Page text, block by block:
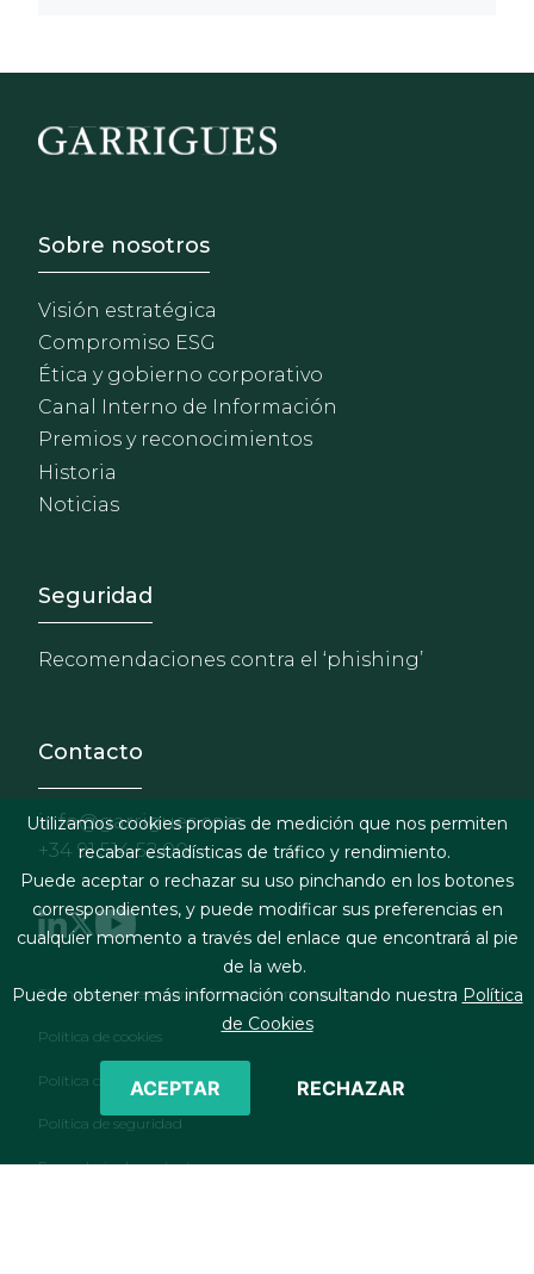
Footer - Sobre Nosotros
Sobre nosotros
Visión estratégica
Compromiso ESG
Ética y gobierno corporativo
Canal Interno de Información
Premios y reconocimientos
Historia
Noticias
Footer - Extranet y
Seguridad
Recomendaciones contra el ‘phishing’
Contacto
info@garrigues.com
+34 91 514 52 00
Footer menu
Términos legales y condiciones de contratación
Política de cookies
Política de privacidad
Política de seguridad
Formulario de contacto
Utilizamos cookies propias de medición que nos permiten
recabar estadísticas de tráfico y rendimiento.
Puede aceptar o rechazar su uso pinchando en los botones
correspondientes, y puede modificar sus preferencias en
cualquier momento a través del enlace que encontrará al pie
de la web.
Puede obtener más información consultando nuestra Política
de Cookies
ACEPTAR RECHAZAR